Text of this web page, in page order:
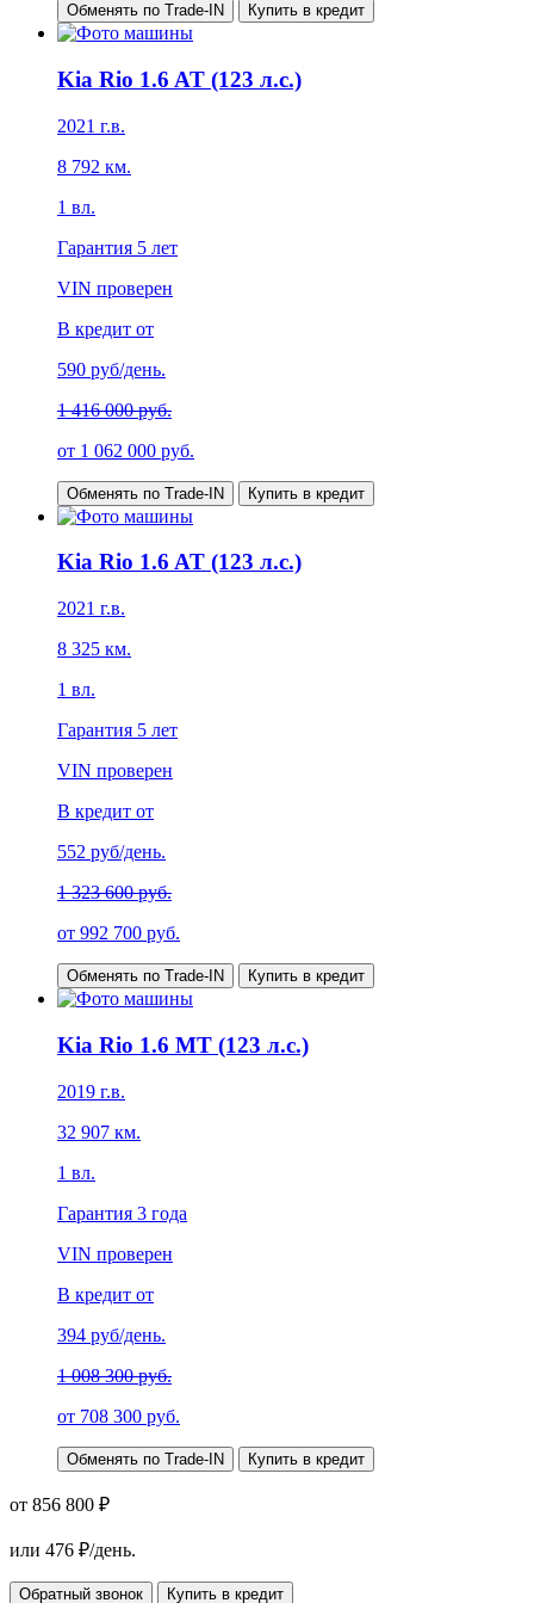
Обменять по Trade-IN Купить в кредит
Kia Rio 1.6 AT (123 л.с.)
2021 г.в.
8 792 км.
1 вл.
Гарантия 5 лет
VIN проверен
В кредит от
590 руб/день.
1 416 000 руб.
от 1 062 000 руб.
Обменять по Trade-IN Купить в кредит
Kia Rio 1.6 AT (123 л.с.)
2021 г.в.
8 325 км.
1 вл.
Гарантия 5 лет
VIN проверен
В кредит от
552 руб/день.
1 323 600 руб.
от 992 700 руб.
Обменять по Trade-IN Купить в кредит
Kia Rio 1.6 MT (123 л.с.)
2019 г.в.
32 907 км.
1 вл.
Гарантия 3 года
VIN проверен
В кредит от
394 руб/день.
1 008 300 руб.
от 708 300 руб.
Обменять по Trade-IN Купить в кредит
от 856 800 ₽
или 476 ₽/день.
Обратный звонок Купить в кредит